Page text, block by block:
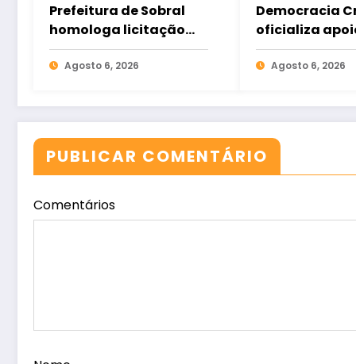
Prefeitura de Sobral
homologa licitação
para construção do
Hospital de Taperuaba
Agosto 6, 2026
Democracia
oficializa
Gomes e
aliança da
Agosto 6, 2026
PUBLICAR COMENTÁRIO
Comentários